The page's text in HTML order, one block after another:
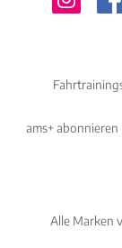
ams+ abonnieren
Alle Marken